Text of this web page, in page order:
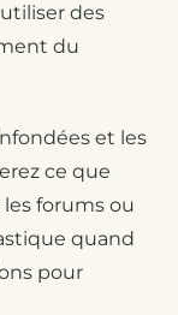
des
du
et les
ce que
forums ou
quand
pour